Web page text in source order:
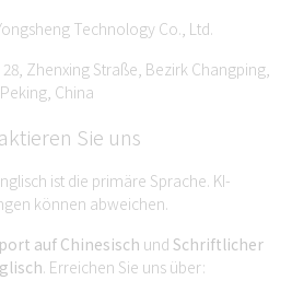
Technology Co., Ltd.
Zhenxing Straße, Bezirk Changping,
Peking, China
Sie uns
ist die primäre Sprache. KI-
können abweichen.
auf Chinesisch und Schriftlicher
. Erreichen Sie uns über: